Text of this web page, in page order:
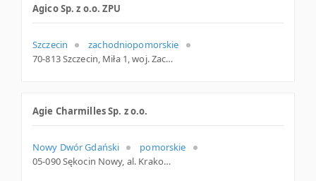
Agico Sp. z o.o. ZPU
Szczecin
zachodniopomorskie
70-813 Szczecin, Miła 1, woj. Zachodniopomorskie, pow. Szczecin, gm. Szczecin
Agie Charmilles Sp. z o.o.
Nowy Dwór Gdański
pomorskie
05-090 Sękocin Nowy, al. Krakowska 81, woj. Mazowieckie, pow. Pruszkowski, gm. Raszyn